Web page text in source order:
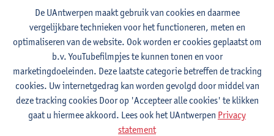
Juridisch kader van de cultuursector
1E SEM
studiepunten
Lesgever(s):
Tobias Van Royen
Leonie Delaey
Ellis van Beijsterveldt
Summer school on responsible fashion management
1E SEM
3studiepunten
Lesgever(s):
Annick Schramme
Leonie Delaey
Anna-Lena Müller
Ellis van Beijsterveldt
De UAntwerpen maakt gebruik van cookies en daarmee
vergelijkbare technieken voor het functioneren, meten en
optimaliseren van de website. Ook worden er cookies geplaatst om
b.v. YouTubefilmpjes te kunnen tonen en voor
marketingdoeleinden. Deze laatste categorie betreffen de tracking
cookies. Uw internetgedrag kan worden gevolgd door middel van
deze tracking cookies Door op 'Accepteer alle cookies' te klikken
gaat u hiermee akkoord. Lees ook het UAntwerpen Privacy
statement